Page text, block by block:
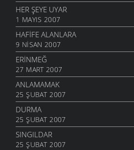
HER ŞEYE UYAR
1 MAYIS 2007
HAFIFE ALANLARA
9 NISAN 2007
ERINMEĞ
27 MART 2007
ANLAMAMAK
25 ŞUBAT 2007
DURMA
25 ŞUBAT 2007
SINGILDAR
25 ŞUBAT 2007